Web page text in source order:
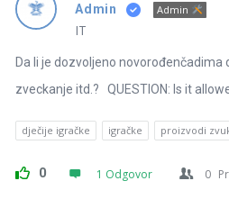
Latest
Pitanja
Admin Admin
IT
Da li je dozvoljeno
zveckanje itd.? QUESTION: Is it
dječije igračke igračke proizvodi
0 1 Odgovor 0